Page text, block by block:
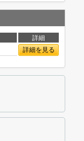
詳細
詳細を見る